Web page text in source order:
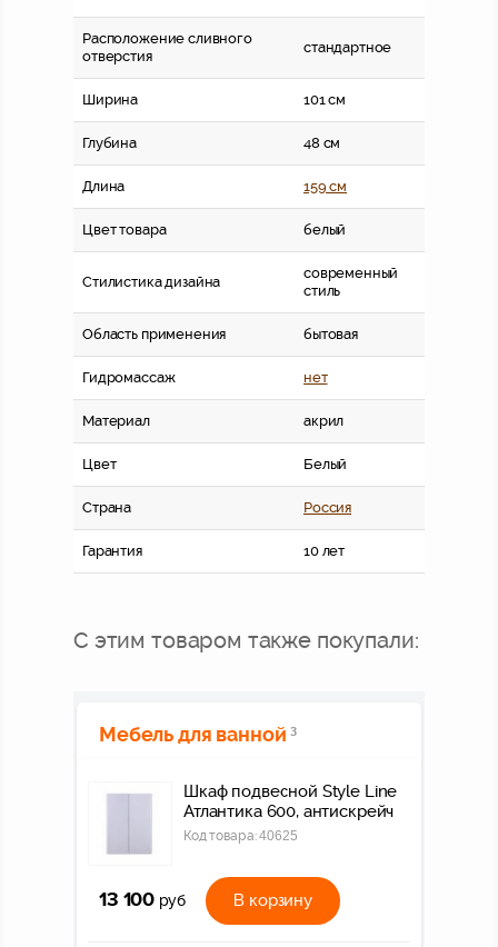
Расположение сливного
отверстия
стандартное
Ширина 101 см
Глубина 48 см
Длина 159 см
Цвет товара белый
Стилистика дизайна
современный
стиль
Область применения бытовая
Гидромассаж нет
Материал акрил
Цвет Белый
Страна Россия
Гарантия 10 лет
С этим товаром также покупали:
Мебель для ванной 3
Шкаф подвесной Style Line
Атлантика 600, антискрейч
Код товара:40625
13 100 руб В корзину